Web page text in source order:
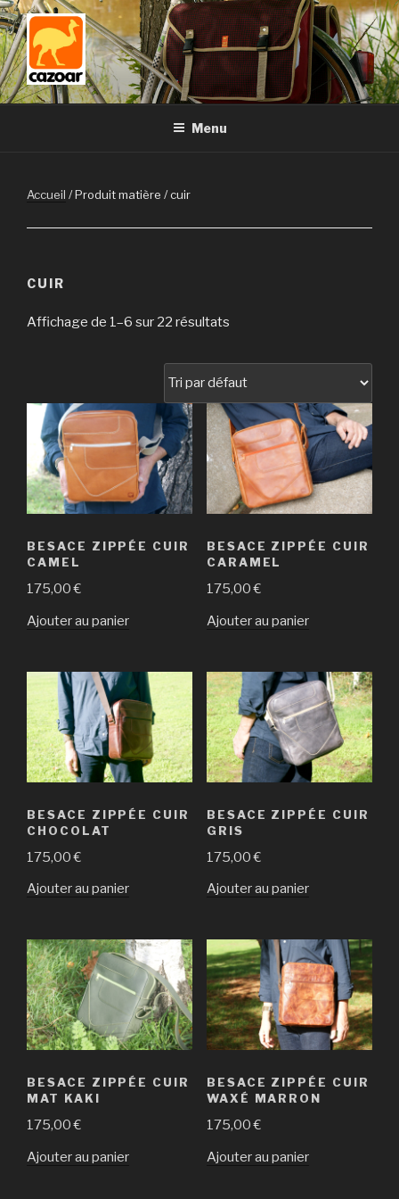
Aller
au
contenu
principal
Menu
Accueil / Produit matière / cuir
CUIR
Affichage de 1–6 sur 22 résultats
BESACE ZIPPÉE CUIR
CAMEL
175,00€
Ajouter au panier
BESACE ZIPPÉE CUIR
CARAMEL
175,00€
Ajouter au panier
BESACE ZIPPÉE CUIR
CHOCOLAT
175,00€
Ajouter au panier
BESACE ZIPPÉE CUIR
GRIS
175,00€
Ajouter au panier
BESACE ZIPPÉE CUIR
MAT KAKI
175,00€
Ajouter au panier
BESACE ZIPPÉE CUIR
WAXÉ MARRON
175,00€
Ajouter au panier